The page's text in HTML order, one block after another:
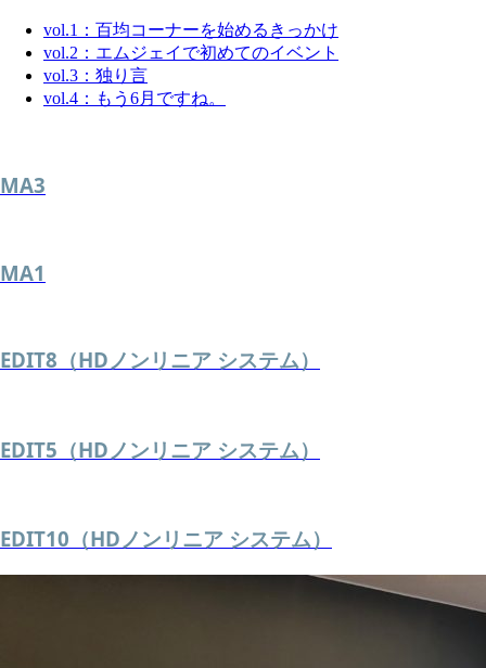
vol.1：百均コーナーを始めるきっかけ
vol.2：エムジェイで初めてのイベント
vol.3：独り言
vol.4：もう6月ですね。
MA3
MA1
EDIT8（HDノンリニア システム）
EDIT5（HDノンリニア システム）
EDIT10（HDノンリニア システム）